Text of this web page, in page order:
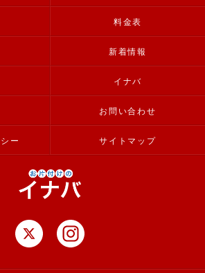
料金表
新着情報
イナバ
お問い合わせ
ー サイトマップ